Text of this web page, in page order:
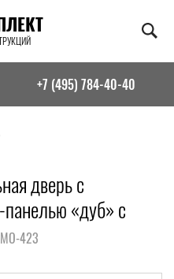
+7 (495) 784-40-40
дверь с
«дуб» с
423